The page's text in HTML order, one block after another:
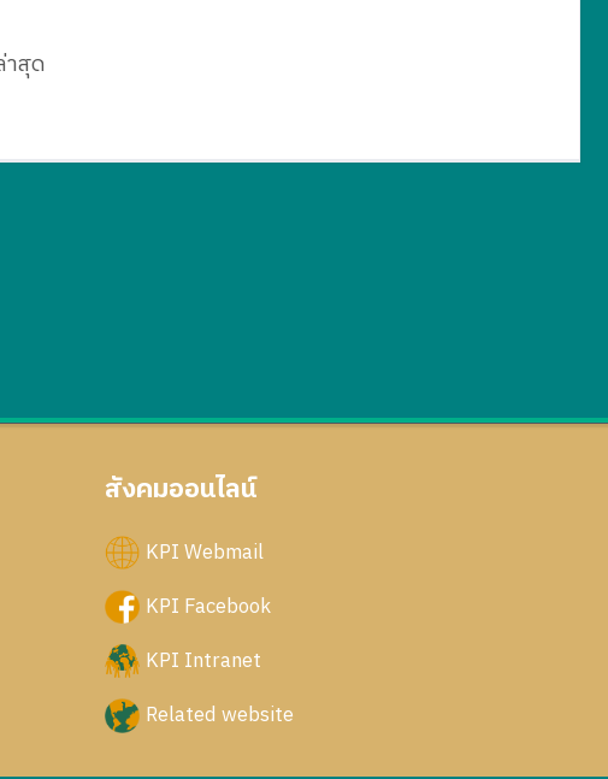
าสุด
สังคมออนไลน์
KPI Webmail
KPI Facebook
KPI Intranet
Related website